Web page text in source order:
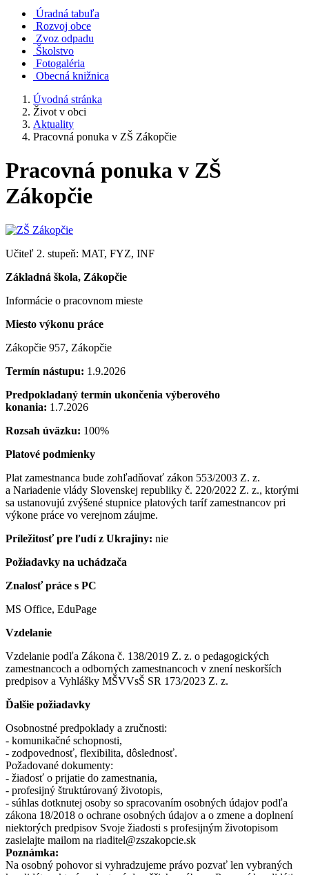
Úradná tabuľa
Rozvoj obce
Zvoz odpadu
Školstvo
Fotogaléria
Obecná knižnica
Úvodná stránka
Život v obci
Aktuality
Pracovná ponuka v ZŠ Zákopčie
Pracovná ponuka v ZŠ
Zákopčie
Učiteľ 2. stupeň: MAT, FYZ, INF
Základná škola, Zákopčie
Informácie o pracovnom mieste
Miesto výkonu práce
Zákopčie 957, Zákopčie
Termín nástupu: 1.9.2026
Predpokladaný termín ukončenia výberového
konania: 1.7.2026
Rozsah úväzku: 100%
Platové podmienky
Plat zamestnanca bude zohľadňovať zákon 553/2003 Z. z.
a Nariadenie vlády Slovenskej republiky č. 220/2022 Z. z., ktorými
sa ustanovujú zvýšené stupnice platových taríf zamestnancov pri
výkone práce vo verejnom záujme.
Príležitosť pre ľudí z Ukrajiny: nie
Požiadavky na uchádzača
Znalosť práce s PC
MS Office, EduPage
Vzdelanie
Vzdelanie podľa Zákona č. 138/2019 Z. z. o pedagogických
zamestnancoch a odborných zamestnancoch v znení neskorších
predpisov a Vyhlášky MŠVVsŠ SR 173/2023 Z. z.
Ďalšie požiadavky
Osobnostné predpoklady a zručnosti:
- komunikačné schopnosti,
- zodpovednosť, flexibilita, dôslednosť.
Požadované dokumenty:
- žiadosť o prijatie do zamestnania,
- profesijný štruktúrovaný životopis,
- súhlas dotknutej osoby so spracovaním osobných údajov podľa
zákona 18/2018 o ochrane osobných údajov a o zmene a doplnení
niektorých predpisov Svoje žiadosti s profesijným životopisom
zasielajte mailom na riaditel@zszakopcie.sk
Poznámka:
Na osobný pohovor si vyhradzujeme právo pozvať len vybraných